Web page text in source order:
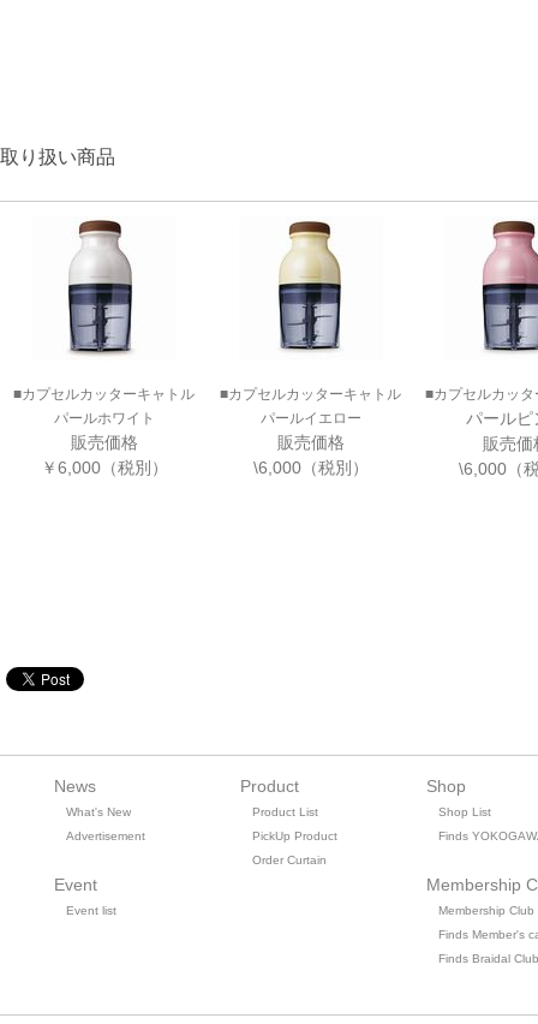
取り扱い商品
■カプセルカッターキャトル
パールホワイト
販売価格
￥6,000（税別）
■カプセルカッターキャトル
パールイエロー
販売価格
\6,000（税別）
■カプセルカッ
パールピ
販売価
\6,000（
News
What's New
Advertisement
Event
Event list
Product
Product List
PickUp Product
Order Curtain
Shop
Shop List
Finds
Membership
Membership Club
Finds Member's
Finds Braidal Club